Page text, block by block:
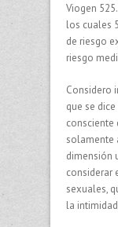
Viogen
los cuales
de riesgo
riesgo
Considero
que se
consciente
solamente
dimensión
considerar
sexuales,
la